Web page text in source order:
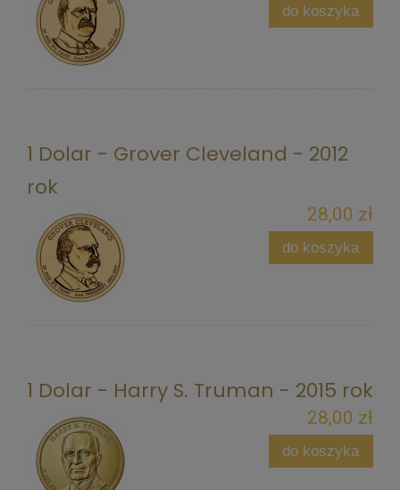
do koszyka
1 Dolar - Grover Cleveland - 2012
rok
28,00 zł
do koszyka
1 Dolar - Harry S. Truman - 2015 rok
28,00 zł
do koszyka